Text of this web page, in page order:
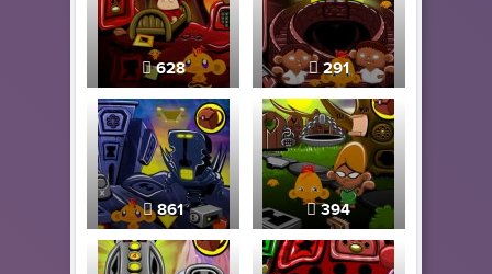
628 291
861 394